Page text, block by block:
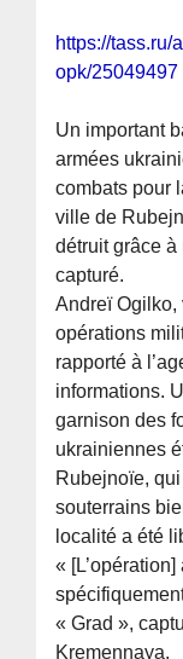
https://tass.ru/
opk/25049497
Un important
armées
combats pour
ville de
détruit grâce à
capturé.
Andreï Ogilko,
opérations
rapporté à
informations.
garnison des
ukrainiennes
Rubejnoïe,
souterrains
localité a été
«
« Grad »,
Kremennaya.